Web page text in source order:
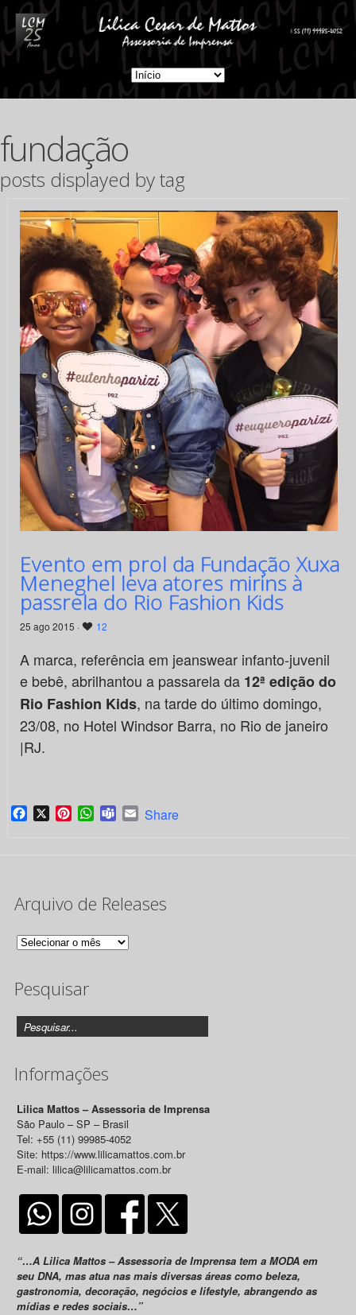
fundação
posts displayed by tag
Evento em prol da Fundação Xuxa
Meneghel leva atores mirins à
passrela do Rio Fashion Kids
25 ago 2015 · 12
A marca, referência em jeanswear infanto-juvenil
e bebê, abrilhantou a passarela da 12ª edição do
Rio Fashion Kids, na tarde do último domingo,
23/08, no Hotel Windsor Barra, no Rio de janeiro
|RJ.
Facebook
X PinterestWhatsApp
TeamsEmail
Share
Arquivo de Releases
Arquivo
Releases
Pesquisar
Informações
Lilica Mattos – Assessoria de Imprensa
São Paulo – SP – Brasil
Tel: +55 (11) 99985-4052
Site: https://www.lilicamattos.com.br
E-mail: lilica@lilicamattos.com.br
“…A Lilica Mattos – Assessoria de Imprensa tem a MODA em
seu DNA, mas atua nas mais diversas áreas como beleza,
gastronomia, decoração, negócios e lifestyle, abrangendo as
mídias e redes sociais…”